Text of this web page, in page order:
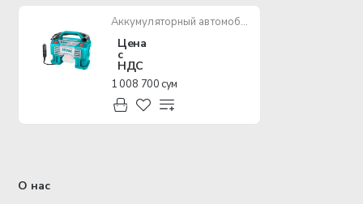
Аккумуляторный автомобильный компрессор TOTAL TACLI2002
Цена
с
НДС
1 008 700 сум
О нас